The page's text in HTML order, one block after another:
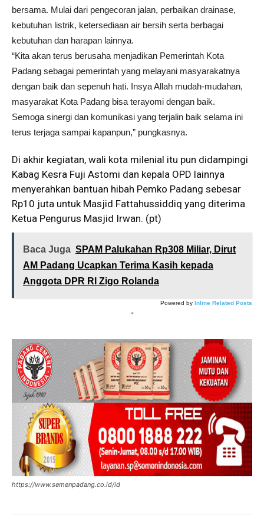
bersama. Mulai dari pengecoran jalan, perbaikan drainase,
kebutuhan listrik, ketersediaan air bersih serta berbagai
kebutuhan dan harapan lainnya.
“Kita akan terus berusaha menjadikan Pemerintah Kota
Padang sebagai pemerintah yang melayani masyarakatnya
dengan baik dan sepenuh hati. Insya Allah mudah-mudahan,
masyarakat Kota Padang bisa terayomi dengan baik.
Semoga sinergi dan komunikasi yang terjalin baik selama ini
terus terjaga sampai kapanpun,” pungkasnya.
Di akhir kegiatan, wali kota milenial itu pun didampingi
Kabag Kesra Fuji Astomi dan kepala OPD lainnya
menyerahkan bantuan hibah Pemko Padang sebesar
Rp10 juta untuk Masjid Fattahussiddiq yang diterima
Ketua Pengurus Masjid Irwan. (pt)
Baca Juga SPAM Palukahan Rp308 Miliar, Dirut
AM Padang Ucapkan Terima Kasih kepada
Anggota DPR RI Zigo Rolanda
Powered by Inline Related Posts
*
https://www.semenpadang.co.id/id